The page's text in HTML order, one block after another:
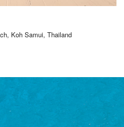
Koh Samui, Thailand